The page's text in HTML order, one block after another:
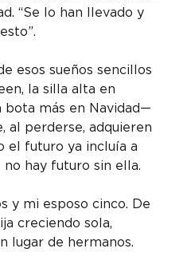
“Se lo han llevado y
esos sueños sencillos
la silla alta en
bota más en Navidad—
al perderse, adquieren
el futuro ya incluía a
no hay futuro sin ella.
y mi esposo cinco. De
creciendo sola,
lugar de hermanos.